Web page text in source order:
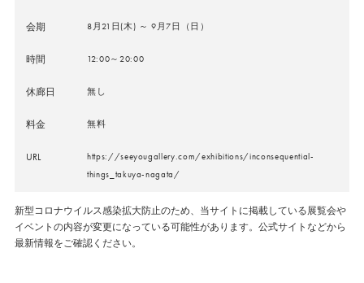
会期 8月21日(木) ～ 9月7日（日）
時間 12:00～20:00
休廊日 無し
料金 無料
URL
https://seeyougallery.com/exhibitions/inconsequential-
things_takuya-nagata/
新型コロナウイルス感染拡大防止のため、当サイトに掲載している展覧会や
イベントの内容が変更になっている可能性があります。公式サイトなどから
最新情報をご確認ください。